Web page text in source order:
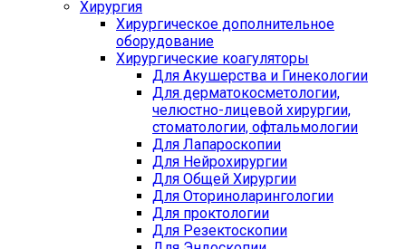
Хирургия
Хирургическое дополнительное
оборудование
Хирургические коагуляторы
Для Акушерства и Гинекологии
Для дерматокосметологии,
челюстно-лицевой хирургии,
стоматологии, офтальмологии
Для Лапароскопии
Для Нейрохирургии
Для Общей Хирургии
Для Оториноларингологии
Для проктологии
Для Резектоскопии